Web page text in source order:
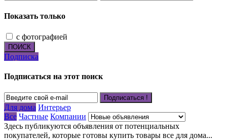
Показать только
с фотографией
ПОИСК
Подписка
Подписаться на этот поиск
Подписаться !
Для дома Интерьер
Все Частные Компании
Здесь публикуются объявления от потенциальных
покупателей, которые готовы купить товары все для дома...